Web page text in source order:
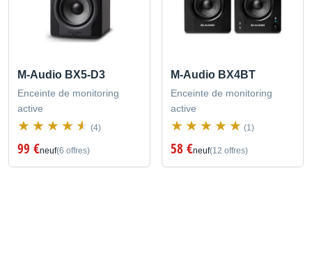
M-Audio BX5-D3
Enceinte de monitoring
active
(4)
99 €neuf(6 offres)
M-Audio BX4BT
Enceinte de monitoring
active
(1)
58 €neuf(12 offres)